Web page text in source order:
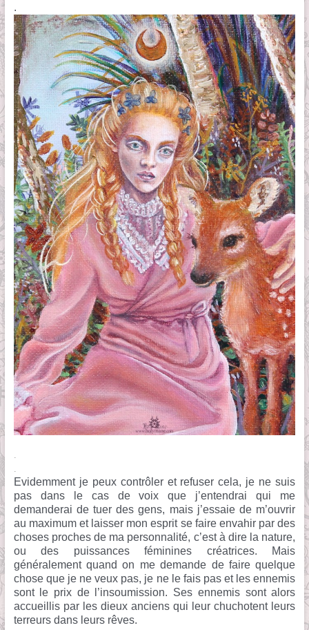
.
.
.
Evidemment je peux contrôler et refuser cela, je ne suis
pas dans le cas de voix que j’entendrai qui me
demanderai de tuer des gens, mais j’essaie de m’ouvrir
au maximum et laisser mon esprit se faire envahir par des
choses proches de ma personnalité, c’est à dire la nature,
ou des puissances féminines créatrices. Mais
généralement quand on me demande de faire quelque
chose que je ne veux pas, je ne le fais pas et les ennemis
sont le prix de l’insoumission. Ses ennemis sont alors
accueillis par les dieux anciens qui leur chuchotent leurs
terreurs dans leurs rêves.